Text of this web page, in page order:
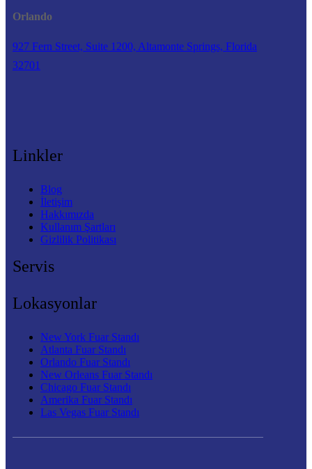
Orlando
927 Fern Street, Suite 1200, Altamonte Springs, Florida
32701
Linkler
Blog
İletişim
Hakkımızda
Kullanım Şartları
Gizlilik Politikası
Servis
Lokasyonlar
New York Fuar Standı
Atlanta Fuar Standı
Orlando Fuar Standı
New Orleans Fuar Standı
Chicago Fuar Standı
Amerika Fuar Standı
Las Vegas Fuar Standı